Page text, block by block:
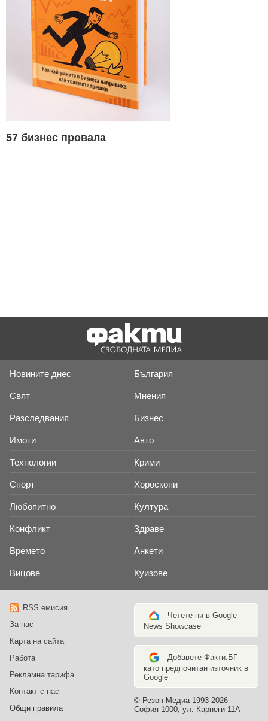
57 бизнес провала
Новините днес България
Свят Мнения
Разследвания Бизнес
Имоти Авто
Технологии Крими
Спорт Хороскопи
Любопитно Култура
Конфликт Здраве
Времето Анкети
Вицове Куизове
RSS емисия
За нас
Карта на сайта
Работа
Рекламна тарифа
Контакт с нас
Общи правила
Четете ни в Google
News Showcase
Добавете Факти.БГ
като предпочитан източник в
Google
© Резон Медиа 1993-2026 -
София 1000, ул. Карнеги 11А